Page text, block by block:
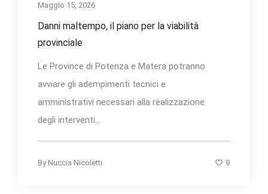
Maggio 15, 2026
Danni maltempo, il piano per la viabilità
provinciale
Le Province di Potenza e Matera potranno
avviare gli adempimenti tecnici e
amministrativi necessari alla realizzazione
degli interventi...
By Nuccia Nicoletti 9